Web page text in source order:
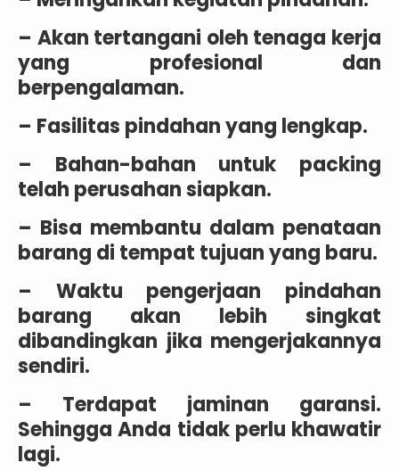
– Akan tertangani oleh tenaga kerja
yang profesional dan
berpengalaman.
– Fasilitas pindahan yang lengkap.
– Bahan-bahan untuk packing
telah perusahan siapkan.
– Bisa membantu dalam penataan
barang di tempat tujuan yang baru.
– Waktu pengerjaan pindahan
barang akan lebih singkat
dibandingkan jika mengerjakannya
sendiri.
– Terdapat jaminan garansi.
Sehingga Anda tidak perlu khawatir
lagi.